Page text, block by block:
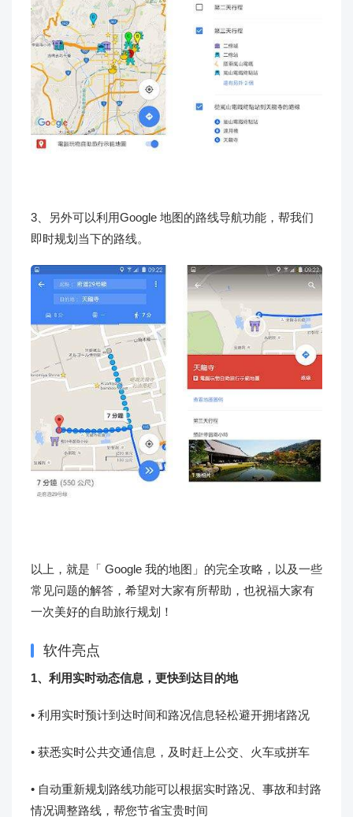
3、另外可以利用Google 地图的路线导航功能，帮我们
即时规划当下的路线。
以上，就是「 Google 我的地图」的完全攻略，以及一些
常见问题的解答，希望对大家有所帮助，也祝福大家有
一次美好的自助旅行规划！
软件亮点
1、利用实时动态信息，更快到达目的地
• 利用实时预计到达时间和路况信息轻松避开拥堵路况
• 获悉实时公共交通信息，及时赶上公交、火车或拼车
• 自动重新规划路线功能可以根据实时路况、事故和封路
情况调整路线，帮您节省宝贵时间